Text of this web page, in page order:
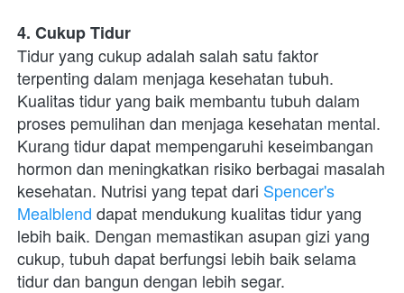
4. Cukup Tidur
Tidur yang cukup adalah salah satu faktor
terpenting dalam menjaga kesehatan tubuh.
Kualitas tidur yang baik membantu tubuh dalam
proses pemulihan dan menjaga kesehatan mental.
Kurang tidur dapat mempengaruhi keseimbangan
hormon dan meningkatkan risiko berbagai masalah
kesehatan. Nutrisi yang tepat dari Spencer's
Mealblend dapat mendukung kualitas tidur yang
lebih baik. Dengan memastikan asupan gizi yang
cukup, tubuh dapat berfungsi lebih baik selama
tidur dan bangun dengan lebih segar.